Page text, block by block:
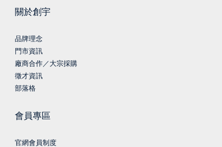
關於創宇
品牌理念
門市資訊
廠商合作／大宗採購
徵才資訊
部落格
會員專區
官網會員制度